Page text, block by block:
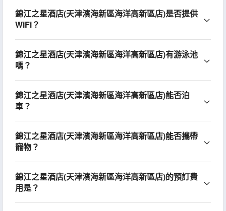
錦江之星酒店(天津濱海新區海洋高新區店)是否提供
WiFi？
錦江之星酒店(天津濱海新區海洋高新區店)有游泳池
嗎？
錦江之星酒店(天津濱海新區海洋高新區店)能否泊
車？
錦江之星酒店(天津濱海新區海洋高新區店)能否攜帶
寵物？
錦江之星酒店(天津濱海新區海洋高新區店)的預訂費
用是？